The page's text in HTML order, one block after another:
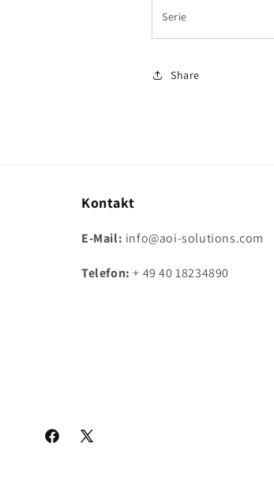
Serie
Share
Kontakt
E-Mail: info@aoi-solutions.com
Telefon:+ 49 40 18234890
Facebook
X